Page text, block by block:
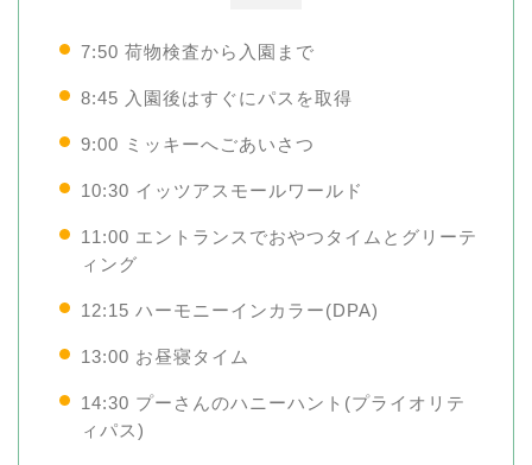
7:50 荷物検査から入園まで
8:45 入園後はすぐにパスを取得
9:00 ミッキーへごあいさつ
10:30 イッツアスモールワールド
11:00 エントランスでおやつタイムとグリーテ
ィング
12:15 ハーモニーインカラー(DPA)
13:00 お昼寝タイム
14:30 プーさんのハニーハント(プライオリテ
ィパス)